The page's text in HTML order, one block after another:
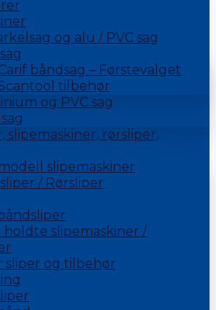
og alu / PVC sag
båndsag – Førstevalget
tilbehør
og PVC sag
slipemaskiner, rørsliper,
slipemaskiner
/ Rørsliper
holdte slipemaskiner /
sliper og tilbehør